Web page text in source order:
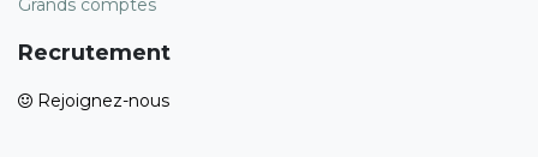
Grands comptes
Recrutement
Rejoignez-nous